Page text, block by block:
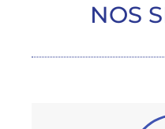
NOS